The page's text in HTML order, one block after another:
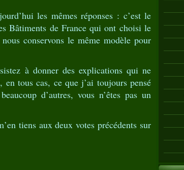
les mêmes réponses : c’est le
Bâtiments de France qui ont choisi le
conservons le même modèle pour
à donner des explications qui ne
tous cas, ce que j’ai toujours pensé
d’autres, vous n’êtes pas un
tiens aux deux votes précédents sur